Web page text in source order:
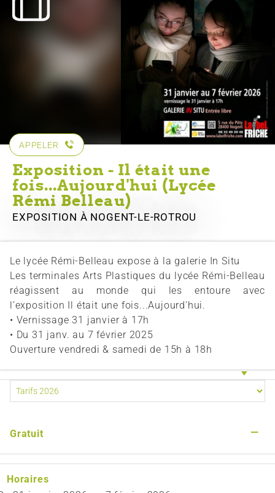
APPELER
Exposition - Il était une
fois...Aujourd'hui (Lycée
Rémi Belleau)
EXPOSITION À NOGENT-LE-ROTROU
Le lycée Rémi-Belleau expose à la galerie In Situ
Les terminales Arts Plastiques du lycée Rémi-Belleau
réagissent au monde qui les entoure avec
l’exposition Il était une fois...Aujourd'hui.
• Vernissage 31 janvier à 17h
• Du 31 janv. au 7 février 2025
Ouverture vendredi & samedi de 15h à 18h
Gratuit —
Horaires